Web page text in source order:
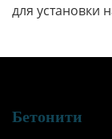
для установки
Бетонити